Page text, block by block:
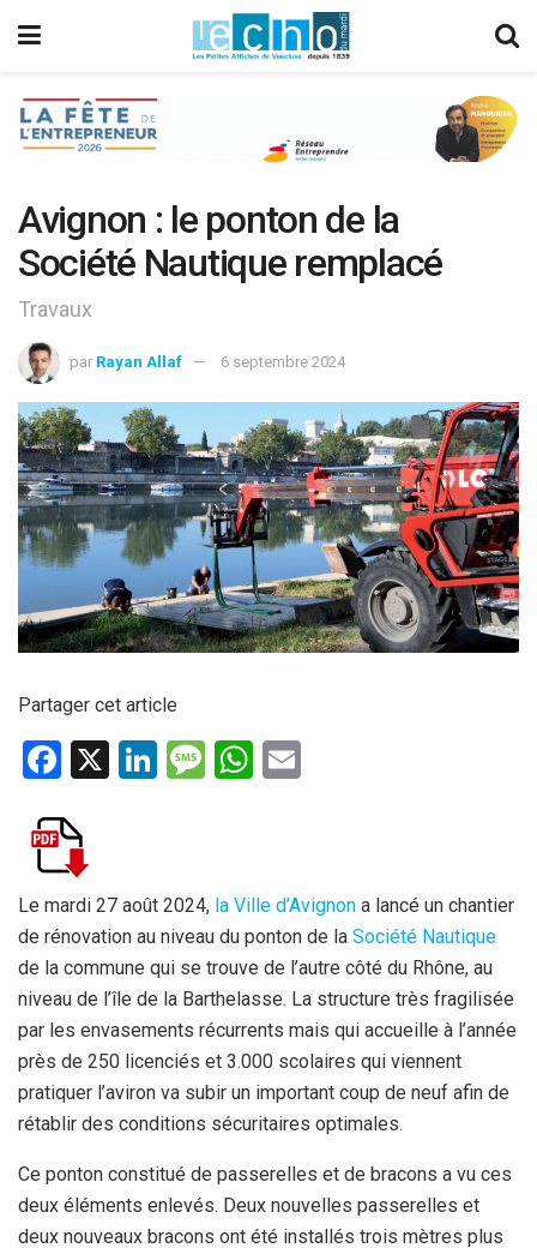
Avignon : le ponton de la
Société Nautique remplacé
Travaux
par Rayan Allaf 6 septembre 2024
Partager cet article
F
ce
b
o
o
k
X
Li
n
M
g
e
W
A
p
p
Le mardi 27 août 2024, la Ville d’Avignon a lancé un chantier
de rénovation au niveau du ponton de la Société Nautique
de la commune qui se trouve de l’autre côté du Rhône, au
niveau de l’île de la Barthelasse. La structure très fragilisée
par les envasements récurrents mais qui accueille à l’année
près de 250 licenciés et 3.000 scolaires qui viennent
pratiquer l’aviron va subir un important coup de neuf afin de
rétablir des conditions sécuritaires optimales.
Ce ponton constitué de passerelles et de bracons a vu ces
deux éléments enlevés. Deux nouvelles passerelles et
deux nouveaux bracons ont été installés trois mètres plus